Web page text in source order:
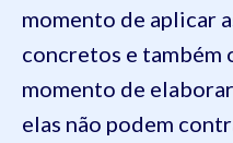
momento de aplicar
concretos e também
momento de
elas não podem